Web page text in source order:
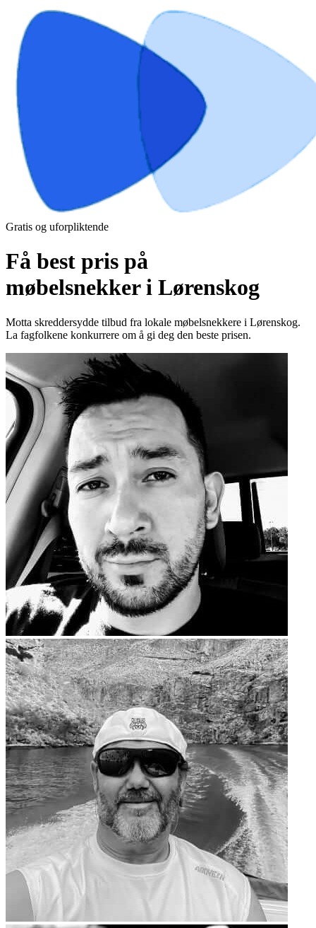
Gratis og uforpliktende
Få best pris på
møbelsnekker i Lørenskog
Motta skreddersydde tilbud fra lokale møbelsnekkere i Lørenskog.
La fagfolkene konkurrere om å gi deg den beste prisen.